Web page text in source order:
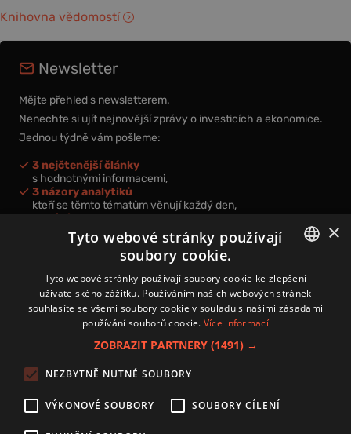
Knihovna vědomostí
Newsletter
Mějte přehled s newsletterem.
Nenechte si ujít nejnovější zprávy o investicích a ekonomice.
Jednou týdně vám pošleme:
3 nejčtenější články
s hodnotnými informacemi,
3 názory analytiků
kteří se těmto tématům věnují každý den,
nová videa a podcasty
k prohloubení vašich znalostí.
Přihlášením k newsletteru vyjadřujete svůj souhlas spodmínkami
zpracování osobních údajů.
Zásady používání souborů cookies
Autoři
Nastavení cookies
CZECH
×
Tyto webové stránky používají
soubory cookie.
Tyto webové stránky používají soubory cookie ke zlepšení
uživatelského zážitku. Používáním našich webových stránek
souhlasíte se všemi soubory cookie v souladu s našimi zásadami
používání souborů cookie. Více informací
ZOBRAZIT PARTNERY (1491) →
NEZBYTNĚ NUTNÉ SOUBORY
VÝKONOVÉ SOUBORY SOUBORY CÍLENÍ